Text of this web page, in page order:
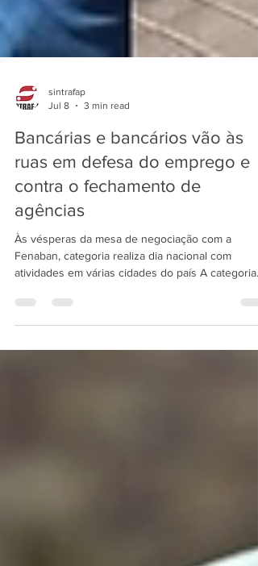
Jul 8
3 min read
Bancárias e bancários vão às
ruas em defesa do emprego e
contra o fechamento de
agências
Às vésperas da mesa de negociação com a
Fenaban, categoria realiza dia nacional com
atividades em várias cidades do país A categoria
mobilização contra a precarização do emprego